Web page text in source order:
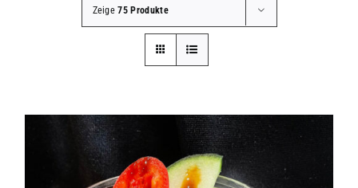
Zeige75 Produkte